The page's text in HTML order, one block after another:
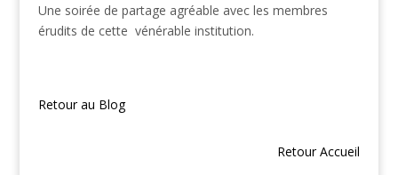
Une soirée de partage agréable avec les membres
érudits de cette vénérable institution.
Retour au Blog
Retour Accueil